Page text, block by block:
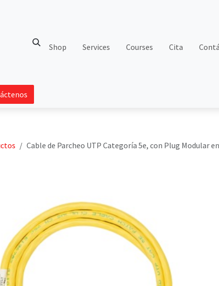
Shop Services Courses Cita
Cable de Parcheo UTP Categoría 5e, con Plug Modular